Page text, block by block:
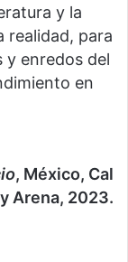
y la
realidad, para
enredos del
en
, México, Cal
y Arena, 2023.